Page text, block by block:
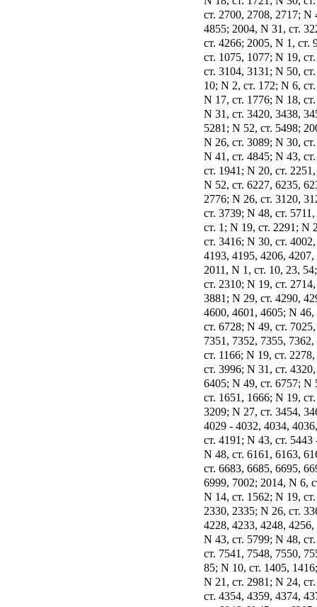
ст. 2700, 2708, 2717; N
4855; 2004, N 31, ст.
ст. 4266; 2005, N 1, ст.
ст. 1075, 1077; N 19,
ст. 3104, 3131; N 50,
10; N 2, ст. 172; N 6,
N 17, ст. 1776; N 18,
N 31, ст. 3420, 3438,
5281; N 52, ст. 5498;
N 26, ст. 3089; N 30,
N 41, ст. 4845; N 43,
ст. 1941; N 20, ст.
N 52, ст. 6227, 6235,
2776; N 26, ст. 3120,
ст. 3739; N 48, ст.
ст. 1; N 19, ст. 2291; N
ст. 3416; N 30, ст.
4193, 4195, 4206,
2011, N 1, ст. 10, 23,
ст. 2310; N 19, ст.
3881; N 29, ст. 4290,
4600, 4601, 4605; N
ст. 6728; N 49, ст.
7351, 7352, 7355,
ст. 1166; N 19, ст.
ст. 3996; N 31, ст.
6405; N 49, ст. 6757; N
ст. 1651, 1666; N 19,
3209; N 27, ст. 3454,
4029 - 4032, 4034,
ст. 4191; N 43, ст.
N 48, ст. 6161, 6163,
ст. 6683, 6685, 6695,
6999, 7002; 2014, N 6,
N 14, ст. 1562; N 19,
2330, 2335; N 26, ст.
4228, 4233, 4248,
N 43, ст. 5799; N 48,
ст. 7541, 7548, 7550,
85; N 10, ст. 1405,
N 21, ст. 2981; N 24,
ст. 4354, 4359, 4374,